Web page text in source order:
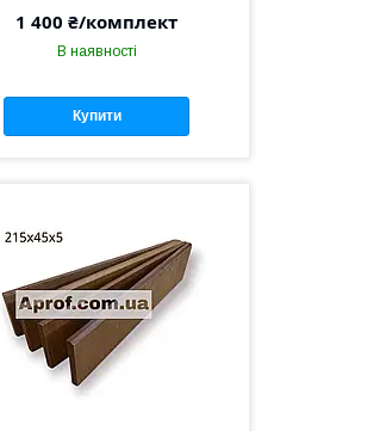
1 400 ₴/комплект
В наявності
Купити